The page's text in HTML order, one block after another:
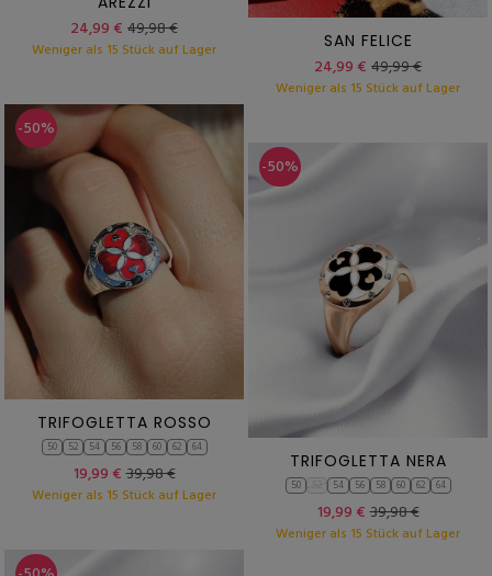
24,99 € 49,98 €
Weniger als 15 Stück auf Lager SAN FELICE
24,99 € 49,99 €
Weniger als 15 Stück auf Lager
-50%
TRIFOGLETTA ROSSO
50 52 54 56 58 60 62 64
19,99 €39,98 €
Weniger als 15 Stück auf Lager
-50%
TRIFOGLETTA NERA
50 54 56 58 60 62 64
19,99 €39,98 €
Weniger als 15 Stück auf Lager